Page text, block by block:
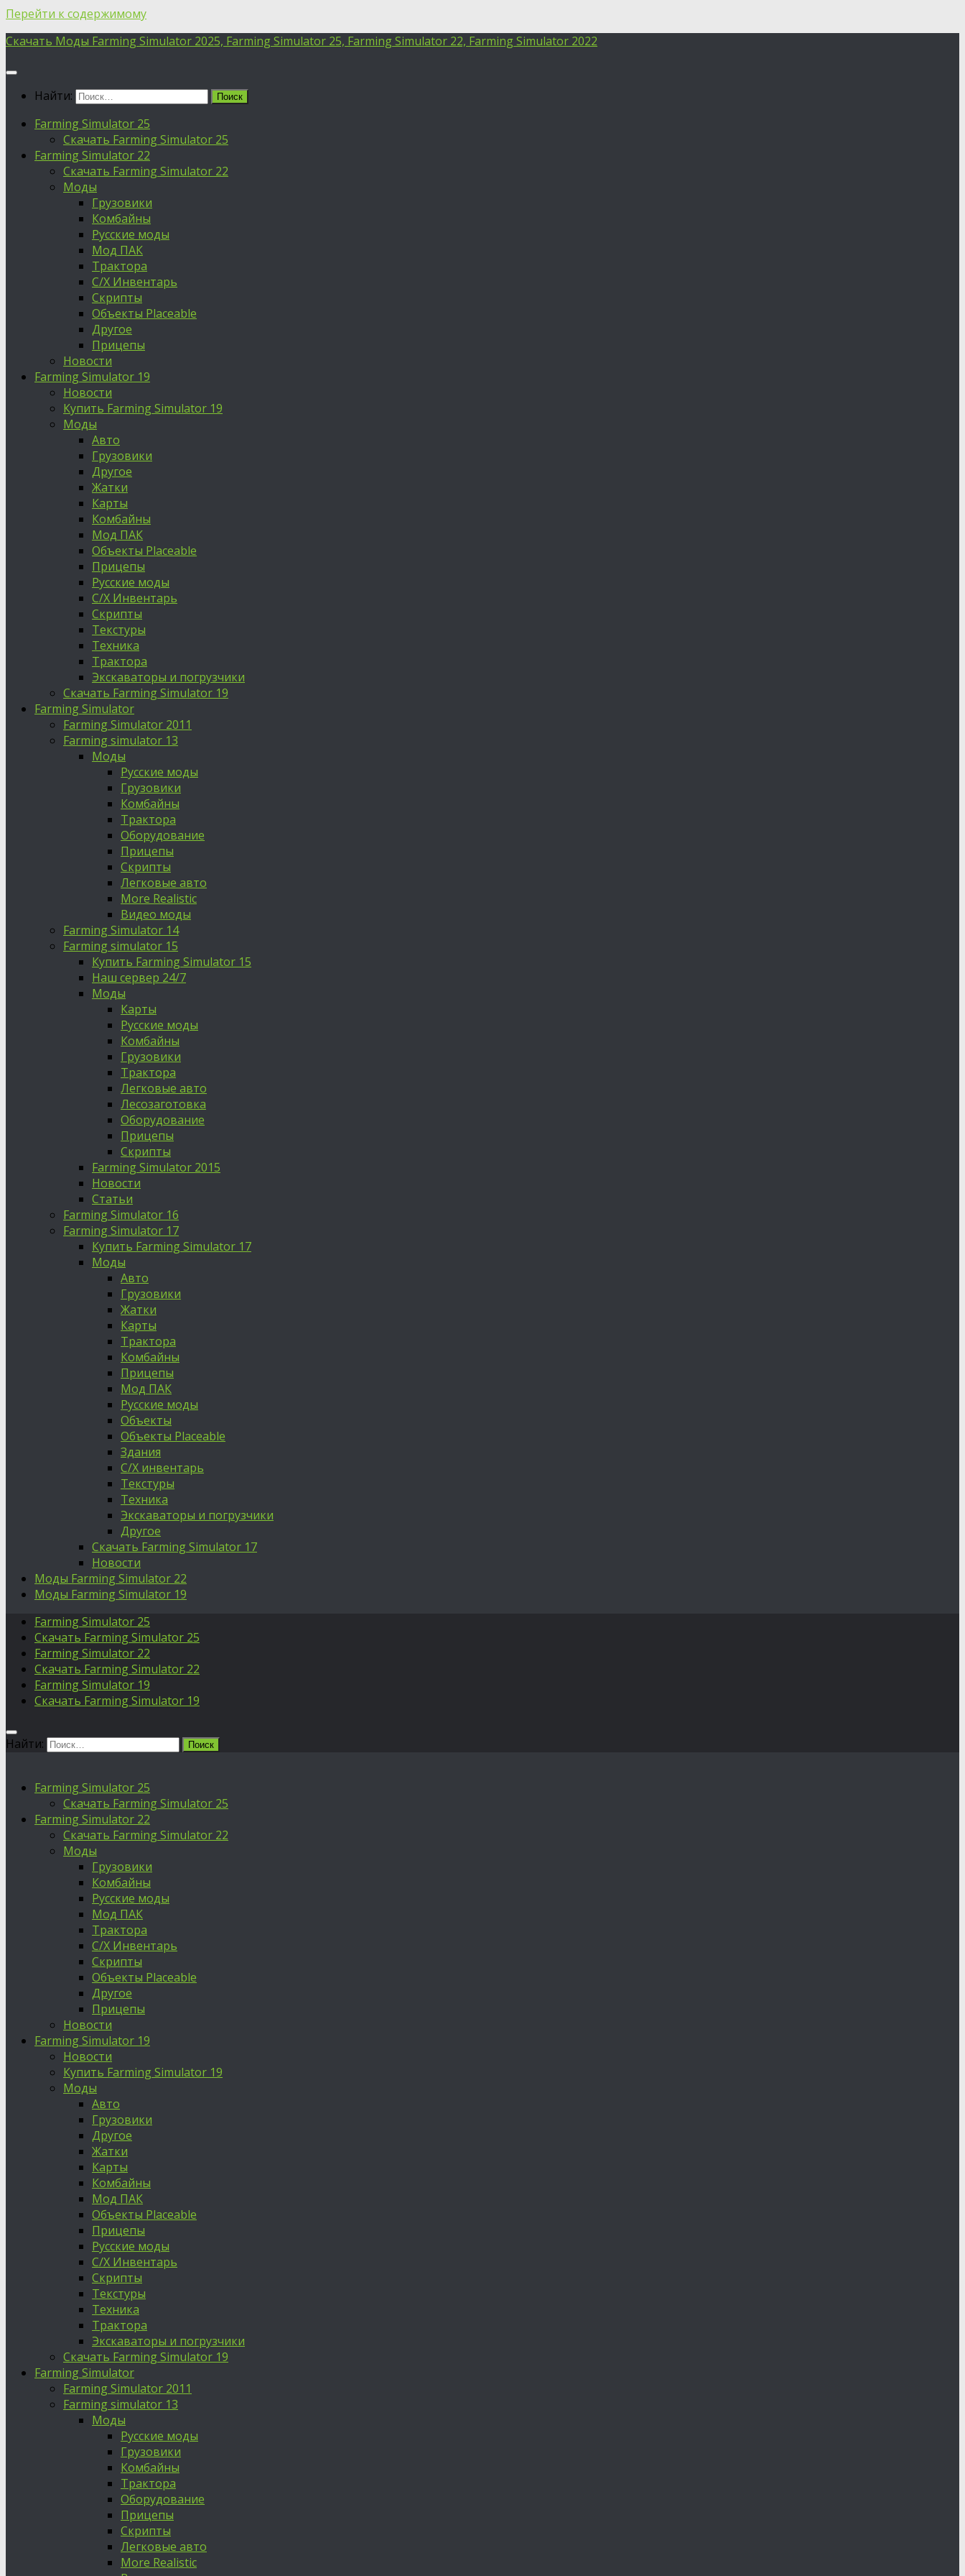
Перейти к содержимому
Скачать Моды Farming Simulator 2025, Farming Simulator 25, Farming Simulator 22, Farming Simulator 2022
Найти:
Farming Simulator 25
Скачать Farming Simulator 25
Farming Simulator 22
Скачать Farming Simulator 22
Моды
Грузовики
Комбайны
Русские моды
Мод ПАК
Трактора
С/Х Инвентарь
Скрипты
Объекты Placeable
Другое
Прицепы
Новости
Farming Simulator 19
Новости
Купить Farming Simulator 19
Моды
Авто
Грузовики
Другое
Жатки
Карты
Комбайны
Мод ПАК
Объекты Placeable
Прицепы
Русские моды
С/Х Инвентарь
Скрипты
Текстуры
Техника
Трактора
Экскаваторы и погрузчики
Скачать Farming Simulator 19
Farming Simulator
Farming Simulator 2011
Farming simulator 13
Моды
Русские моды
Грузовики
Комбайны
Трактора
Оборудование
Прицепы
Скрипты
Легковые авто
More Realistic
Видео моды
Farming Simulator 14
Farming simulator 15
Купить Farming Simulator 15
Наш сервер 24/7
Моды
Карты
Русские моды
Комбайны
Грузовики
Трактора
Легковые авто
Лесозаготовка
Оборудование
Прицепы
Скрипты
Farming Simulator 2015
Новости
Статьи
Farming Simulator 16
Farming Simulator 17
Купить Farming Simulator 17
Моды
Авто
Грузовики
Жатки
Карты
Трактора
Комбайны
Прицепы
Мод ПАК
Русские моды
Объекты
Объекты Placeable
Здания
С/Х инвентарь
Текстуры
Техника
Экскаваторы и погрузчики
Другое
Скачать Farming Simulator 17
Новости
Моды Farming Simulator 22
Моды Farming Simulator 19
Farming Simulator 25
Скачать Farming Simulator 25
Farming Simulator 22
Скачать Farming Simulator 22
Farming Simulator 19
Скачать Farming Simulator 19
Найти:
Farming Simulator 25
Скачать Farming Simulator 25
Farming Simulator 22
Скачать Farming Simulator 22
Моды
Грузовики
Комбайны
Русские моды
Мод ПАК
Трактора
С/Х Инвентарь
Скрипты
Объекты Placeable
Другое
Прицепы
Новости
Farming Simulator 19
Новости
Купить Farming Simulator 19
Моды
Авто
Грузовики
Другое
Жатки
Карты
Комбайны
Мод ПАК
Объекты Placeable
Прицепы
Русские моды
С/Х Инвентарь
Скрипты
Текстуры
Техника
Трактора
Экскаваторы и погрузчики
Скачать Farming Simulator 19
Farming Simulator
Farming Simulator 2011
Farming simulator 13
Моды
Русские моды
Грузовики
Комбайны
Трактора
Оборудование
Прицепы
Скрипты
Легковые авто
More Realistic